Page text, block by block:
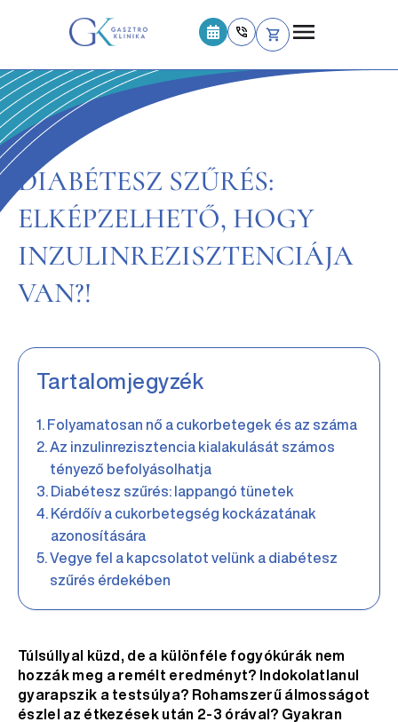
DIABÉTESZ SZŰRÉS:
ELKÉPZELHETŐ, HOGY
INZULINREZISZTENCIÁJA
VAN?!
Tartalomjegyzék
Folyamatosan nő a cukorbetegek és az száma
Az inzulinrezisztencia kialakulását számos
tényező befolyásolhatja
Diabétesz szűrés: lappangó tünetek
Kérdőív a cukorbetegség kockázatának
azonosítására
Vegye fel a kapcsolatot velünk a diabétesz
szűrés érdekében
Túlsúllyal küzd, de a különféle fogyókúrák nem
hozzák meg a remélt eredményt? Indokolatlanul
gyarapszik a testsúlya? Rohamszerű álmosságot
észlel az étkezések után 2-3 órával? Gyakran